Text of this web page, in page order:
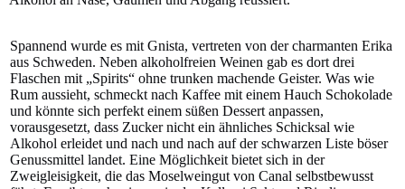
Spannend wurde es mit Gnista, vertreten von der charmanten Erika
aus Schweden. Neben alkoholfreien Weinen gab es dort drei
Flaschen mit „Spirits“ ohne trunken machende Geister. Was wie
Rum aussieht, schmeckt nach Kaffee mit einem Hauch Schokolade
und könnte sich perfekt einem süßen Dessert anpassen,
vorausgesetzt, dass Zucker nicht ein ähnliches Schicksal wie
Alkohol erleidet und nach und nach auf der schwarzen Liste böser
Genussmittel landet. Eine Möglichkeit bietet sich in der
Zweigleisigkeit, die das Moselweingut von Canal selbstbewusst